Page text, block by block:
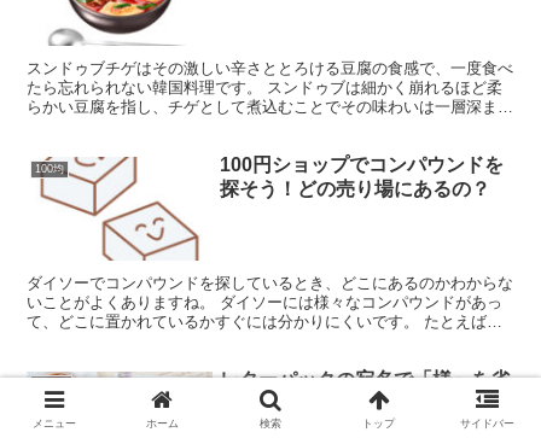
スンドゥブチゲはその激しい辛さととろける豆腐の食感で、一度食べ
たら忘れられない韓国料理です。 スンドゥブは細かく崩れるほど柔
らかい豆腐を指し、チゲとして煮込むことでその味わいは一層深まり
100均
100円ショップでコンパウンドを
探そう！どの売り場にあるの？
ダイソーでコンパウンドを探しているとき、どこにあるのかわからな
いことがよくありますね。 ダイソーには様々なコンパウンドがあっ
て、どこに置かれているかすぐには分かりにくいです。 たとえば、
レターパックの宛名で「様」を省
くべき？削除方法と守るべきマナ
メニュー ホーム 検索 トップ サイドバー